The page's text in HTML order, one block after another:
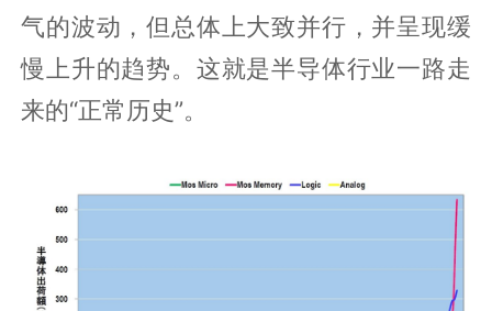
气的波动，但总体上大致并行，并呈现缓
慢上升的趋势。这就是半导体行业一路走
来的“正常历史”。